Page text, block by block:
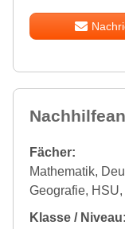
Fächer:
Mathematik,
Geografie,
Klasse / Niveau: